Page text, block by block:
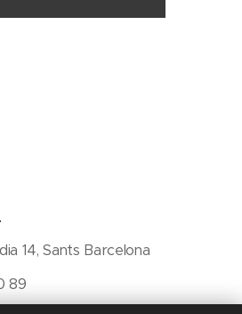
14, Sants Barcelona
89